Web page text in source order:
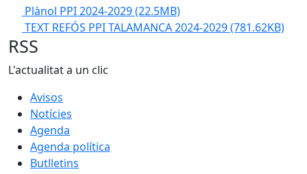
Plànol PPI 2024-2029(22.5MB)
TEXT REFÓS PPI TALAMANCA 2024-2029(781.62KB)
RSS
L'actualitat a un clic
Avisos
Notícies
Agenda
Agenda política
Butlletins